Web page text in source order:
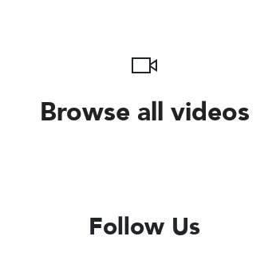
Browse all videos
Follow Us